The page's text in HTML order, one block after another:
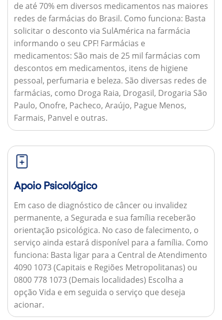
de até 70% em diversos medicamentos nas maiores
redes de farmácias do Brasil. Como funciona: Basta
solicitar o desconto via SulAmérica na farmácia
informando o seu CPF! Farmácias e
medicamentos: São mais de 25 mil farmácias com
descontos em medicamentos, itens de higiene
pessoal, perfumaria e beleza. São diversas redes de
farmácias, como Droga Raia, Drogasil, Drogaria São
Paulo, Onofre, Pacheco, Araújo, Pague Menos,
Farmais, Panvel e outras.
Apoio Psicológico
Em caso de diagnóstico de câncer ou invalidez
permanente, a Segurada e sua família receberão
orientação psicológica. No caso de falecimento, o
serviço ainda estará disponível para a família. Como
funciona: Basta ligar para a Central de Atendimento
4090 1073 (Capitais e Regiões Metropolitanas) ou
0800 778 1073 (Demais localidades) Escolha a
opção Vida e em seguida o serviço que deseja
acionar.